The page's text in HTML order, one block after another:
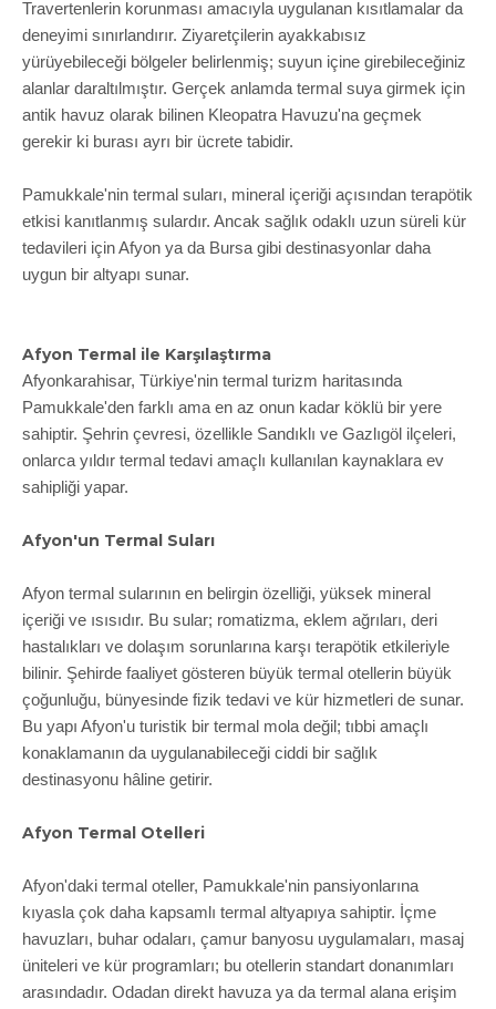
Travertenlerin korunması amacıyla uygulanan kısıtlamalar da
deneyimi sınırlandırır. Ziyaretçilerin ayakkabısız
yürüyebileceği bölgeler belirlenmiş; suyun içine girebileceğiniz
alanlar daraltılmıştır. Gerçek anlamda termal suya girmek için
antik havuz olarak bilinen Kleopatra Havuzu'na geçmek
gerekir ki burası ayrı bir ücrete tabidir.
Pamukkale'nin termal suları, mineral içeriği açısından terapötik
etkisi kanıtlanmış sulardır. Ancak sağlık odaklı uzun süreli kür
tedavileri için Afyon ya da Bursa gibi destinasyonlar daha
uygun bir altyapı sunar.
Afyon Termal ile Karşılaştırma
Afyonkarahisar, Türkiye'nin termal turizm haritasında
Pamukkale'den farklı ama en az onun kadar köklü bir yere
sahiptir. Şehrin çevresi, özellikle Sandıklı ve Gazlıgöl ilçeleri,
onlarca yıldır termal tedavi amaçlı kullanılan kaynaklara ev
sahipliği yapar.
Afyon'un Termal Suları
Afyon termal sularının en belirgin özelliği, yüksek mineral
içeriği ve ısısıdır. Bu sular; romatizma, eklem ağrıları, deri
hastalıkları ve dolaşım sorunlarına karşı terapötik etkileriyle
bilinir. Şehirde faaliyet gösteren büyük termal otellerin büyük
çoğunluğu, bünyesinde fizik tedavi ve kür hizmetleri de sunar.
Bu yapı Afyon'u turistik bir termal mola değil; tıbbi amaçlı
konaklamanın da uygulanabileceği ciddi bir sağlık
destinasyonu hâline getirir.
Afyon Termal Otelleri
Afyon'daki termal oteller, Pamukkale'nin pansiyonlarına
kıyasla çok daha kapsamlı termal altyapıya sahiptir. İçme
havuzları, buhar odaları, çamur banyosu uygulamaları, masaj
üniteleri ve kür programları; bu otellerin standart donanımları
arasındadır. Odadan direkt havuza ya da termal alana erişim